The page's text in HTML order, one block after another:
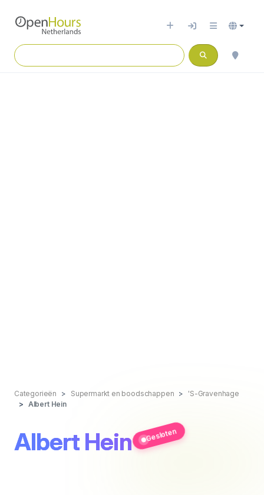
Categorieën Supermarkt en boodschappen
'S-Gravenhage
Albert Hein
Albert Hein Gesloten